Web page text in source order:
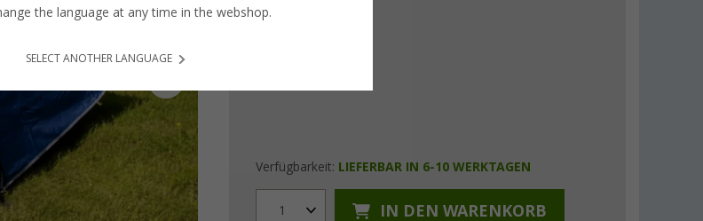
Verfügbarkeit: LIEFERBAR IN 6-10 WERKTAGEN
1 IN DEN WARENKORB
the language at any time in the webshop.
SELECT ANOTHER LANGUAGE